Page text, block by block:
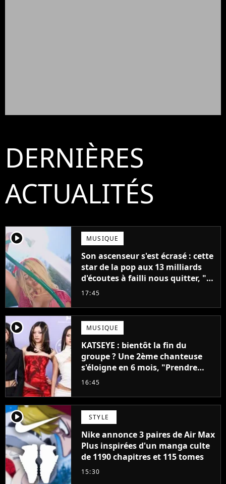
DERNIÈRES
ACTUALITÉS
player2 MUSIQUE
Son ascenseur s'est écrasé : cette
star de la pop aux 13 milliards
d'écoutes à failli nous quitter, "Je
pensais ne plus jamais chanter"
17:45
player2 MUSIQUE
KATSEYE : bientôt la fin du
groupe ? Une 2ème chanteuse
s'éloigne en 6 mois, "Prendre
cette décision n’a pas été facile"
16:45
player2 STYLE
Nike annonce 3 paires de Air Max
Plus inspirées d'un manga culte
de 1190 chapitres et 115 tomes
15:30